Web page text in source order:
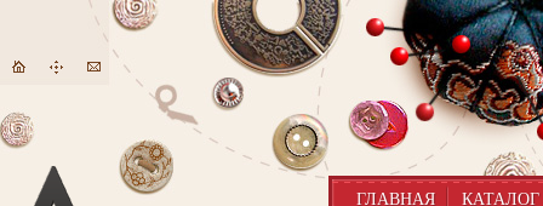
ГЛАВНАЯ
КАТАЛОГ